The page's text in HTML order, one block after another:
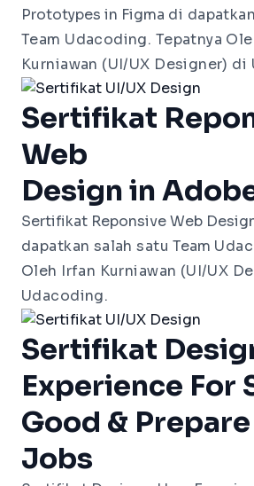
Prototypes in Figma di
Team Udacoding. Tepatnya
Kurniawan (UI/UX Designer) di
Sertifikat
Web
Design in
Sertifikat Reponsive Web
dapatkan salah satuTeam
Oleh Irfan Kurniawan (UI/UX
Udacoding.
Sertifikat
Experience For
Good &
Jobs